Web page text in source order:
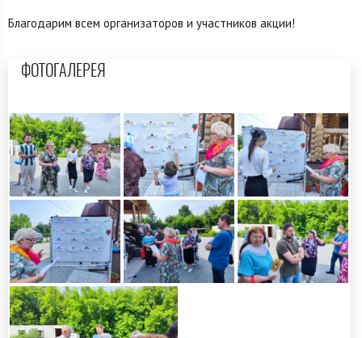
Благодарим всем организаторов и участников акции!
ФОТОГАЛЕРЕЯ